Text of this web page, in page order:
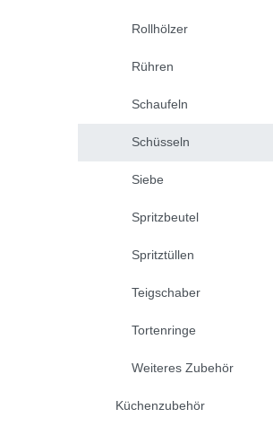
Rollhölzer
Rühren
Schaufeln
Schüsseln
Siebe
Spritzbeutel
Spritztüllen
Teigschaber
Tortenringe
Weiteres Zubehör
Küchenzubehör